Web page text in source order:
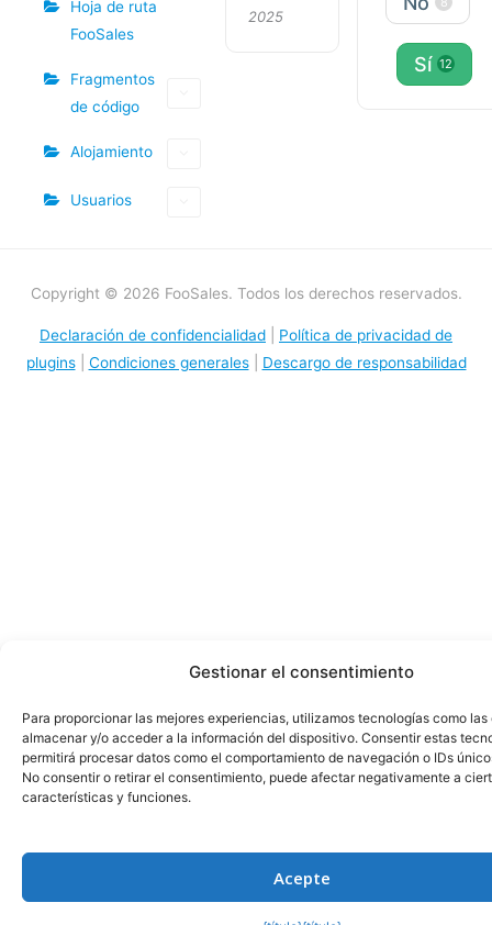
Gestionar el consentimiento
Para proporcionar las mejores experiencias, utilizamos tecnologías como
almacenar y/o acceder a la información del dispositivo. Consentir estas
permitirá procesar datos como el comportamiento de navegación o IDs
No consentir o retirar el consentimiento, puede afectar negativamente a
características y funciones.
Acepte
Hoja de ruta
FooSales
Fragmentos
de código
Alojamiento
Usuarios
2025
Sí 12
Copyright © 2026 FooSales. Todos los derechos reservados.
Declaración de confidencialidad
Política de privacidad de
plugins| Condiciones generales| Descargo de responsabilidad